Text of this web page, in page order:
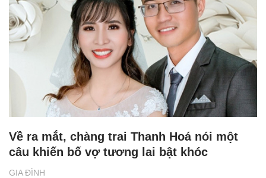
GIA ĐÌNH
Về ra mắt, chàng trai Thanh Hoá nói một
câu khiến bố vợ tương lai bật khóc